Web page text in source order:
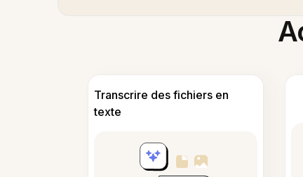
Transcrire des fichiers en
texte